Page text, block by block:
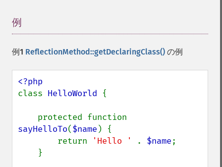
例
例1 ReflectionMethod::getDeclaringClass() の例
class HelloWorld {
sayHelloTo($name ) {
        return
'Hello ' . $name;